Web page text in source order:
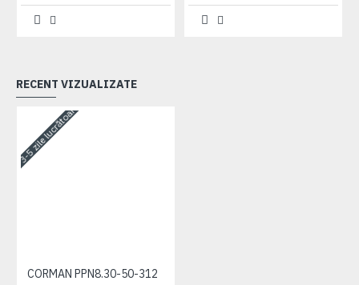
RECENT VIZUALIZATE
3-5 zile lucrătoare
CORMAN PPN8.30-50-312